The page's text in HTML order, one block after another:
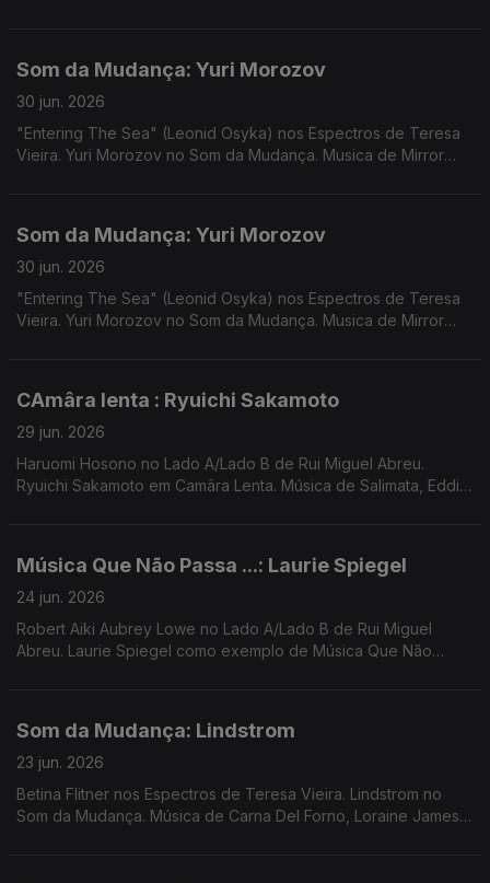
Som da Mudança: Yuri Morozov
30 jun. 2026
"Entering The Sea" (Leonid Osyka) nos Espectros de Teresa
Vieira. Yuri Morozov no Som da Mudança. Musica de Mirror
Som da Mudança: Yuri Morozov
30 jun. 2026
"Entering The Sea" (Leonid Osyka) nos Espectros de Teresa
Vieira. Yuri Morozov no Som da Mudança. Musica de Mirror
CAmâra lenta : Ryuichi Sakamoto
29 jun. 2026
Haruomi Hosono no Lado A/Lado B de Rui Miguel Abreu.
Ryuichi Sakamoto em Camâra Lenta. Música de Salimata, Eddie
Música Que Não Passa ...: Laurie Spiegel
24 jun. 2026
Robert Aiki Aubrey Lowe no Lado A/Lado B de Rui Miguel
Abreu. Laurie Spiegel como exemplo de Música Que Não
Som da Mudança: Lindstrom
23 jun. 2026
Betina Flitner nos Espectros de Teresa Vieira. Lindstrom no
Som da Mudança. Música de Carna Del Forno, Loraine James,